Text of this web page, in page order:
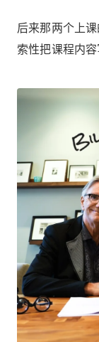
后来那两个上
索性把课程内